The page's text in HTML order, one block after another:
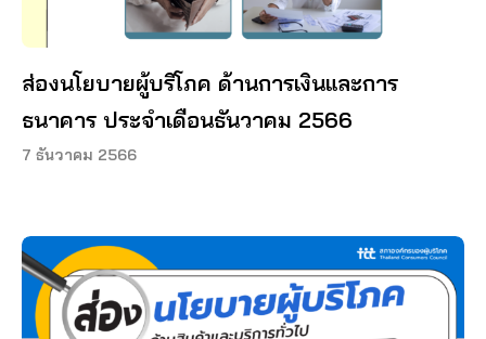
ส่องนโยบายผู้บริโภค ด้านการเงินและการ
ธนาคาร ประจำเดือนธันวาคม 2566
7 ธันวาคม 2566